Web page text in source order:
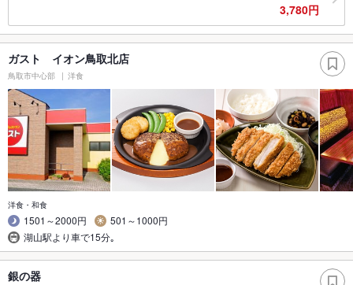
3,780円
ガスト イオン鳥取北店
鳥取市中心部 洋食
洋食・和食
1501～2000円
501～1000円
湖山駅より車で15分｡
銀の器